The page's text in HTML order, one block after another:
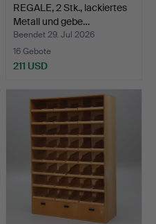
REGALE, 2 Stk., lackiertes
Metall und gebe…
Beendet 29. Jul 2026
16 Gebote
211 USD